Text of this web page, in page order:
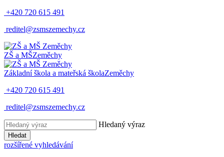
+420 720 615 491
reditel@zsmszemechy.cz
ZŠ a MŠZeměchy
Základní škola a mateřská školaZeměchy
+420 720 615 491
reditel@zsmszemechy.cz
Hledaný výraz
Hledat
rozšířené vyhledávání